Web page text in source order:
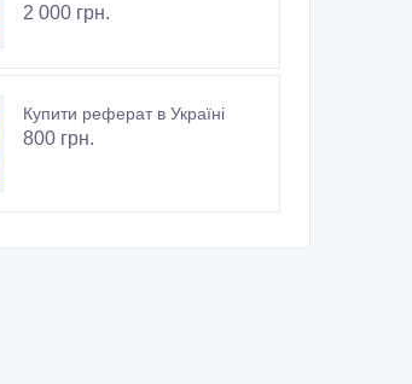
2 000 грн.
Купити реферат в Україні
800 грн.